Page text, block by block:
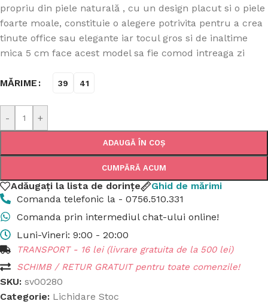
propriu din piele naturală , cu un design placut si o piele
foarte moale, constituie o alegere potrivita pentru a crea
tinute office sau elegante iar tocul gros si de inaltime
mica 5 cm face acest model sa fie comod intreaga zi
MĂRIME 39 41
- +
ADAUGĂ ÎN COȘ
CUMPĂRĂ ACUM
Adăugați la lista de dorințe
Ghid de mărimi
Comanda telefonic la - 0756.510.331
Comanda prin intermediul chat-ului online!
Luni-Vineri: 9:00 - 20:00
TRANSPORT - 16 lei (livrare gratuita de la 500 lei)
SCHIMB / RETUR GRATUIT pentru toate comenzile!
SKU: sv00280
Categorie: Lichidare Stoc